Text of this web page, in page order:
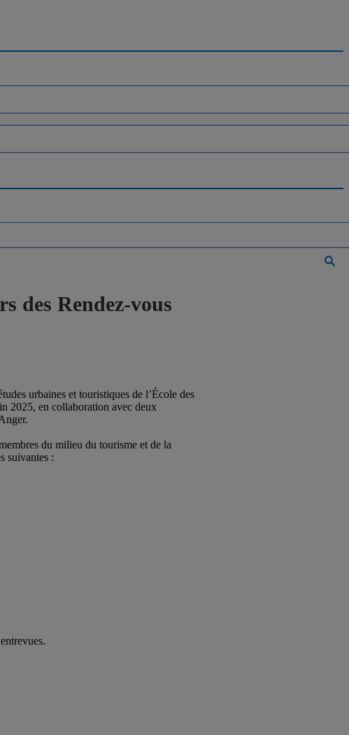
des Rendez-vous
urbaines et touristiques de l’École des
2025, en collaboration avec deux
du milieu du tourisme et de la
suivantes :